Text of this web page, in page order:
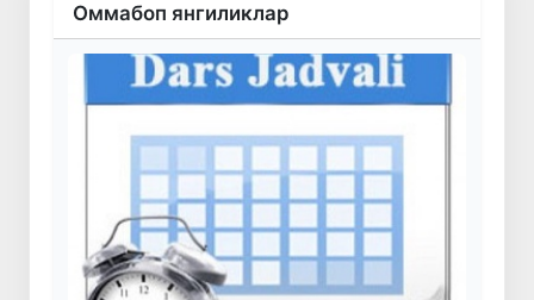
Оммабоп янгиликлар